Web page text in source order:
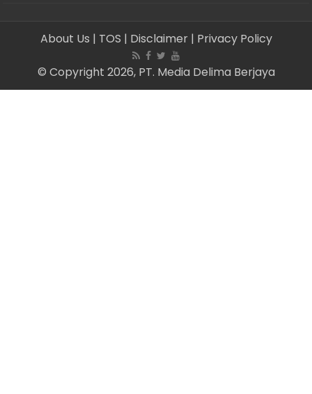
About Us | TOS | Disclaimer | Privacy Policy
© Copyright 2026, PT. Media Delima Berjaya